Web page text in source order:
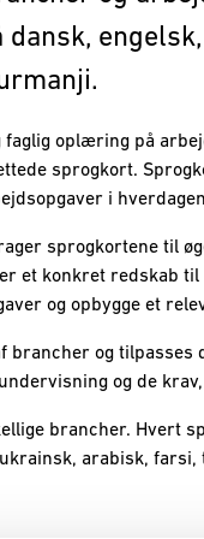
oplæring på
sprogkort.
i
sprogkortene til
et konkret redskab
og opbygge et
og tilpasses
og de
brancher. Hvert
arabisk,